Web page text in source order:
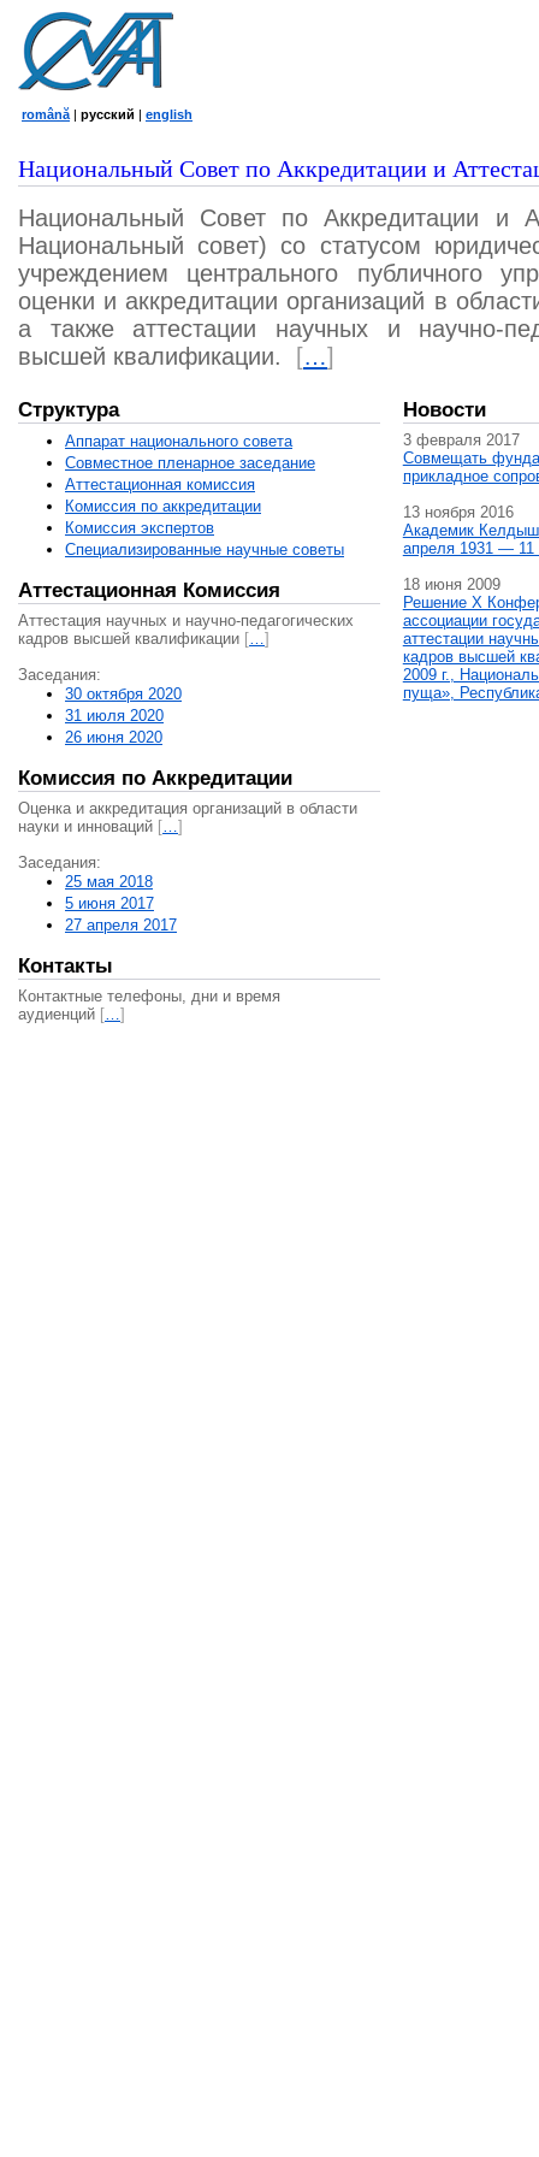
română | русский | english
Национальный Совет по Аккредитации и
Национальный Совет по Аккредитации и
Национальный совет) со статусом
учреждением центрального публичного
оценки и аккредитации организаций в
а также аттестации научных и научно-
высшей квалификации.
[…]
Структура
Аппарат национального совета
Совместное пленарное заседание
Аттестационная комисcия
Комиссия по аккредитации
Комиссия экспертов
Специализированные научные советы
Аттестационная Комиссия
Аттестация научных и научно-педагогических
кадров высшей квалификации […]
Заседания:
30 октября 2020
31 июля 2020
26 июня 2020
Комиссия по Аккредитации
Оценка и аккредитация организаций в области
науки и инноваций […]
Заседания:
25 мая 2018
5 июня 2017
27 апреля 2017
Контакты
Контактные телефоны, дни и время
аудиенций […]
Новости
3 февраля 2017
Совмещать
прикладное
13 ноября 2016
Академик
апреля 1931 — 11
18 июня 2009
Решение X
ассоциации
аттестации
кадров высшей
2009 г.,
пуща»,